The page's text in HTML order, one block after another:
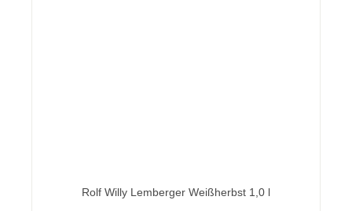
Rolf Willy Lemberger Weißherbst 1,0 l